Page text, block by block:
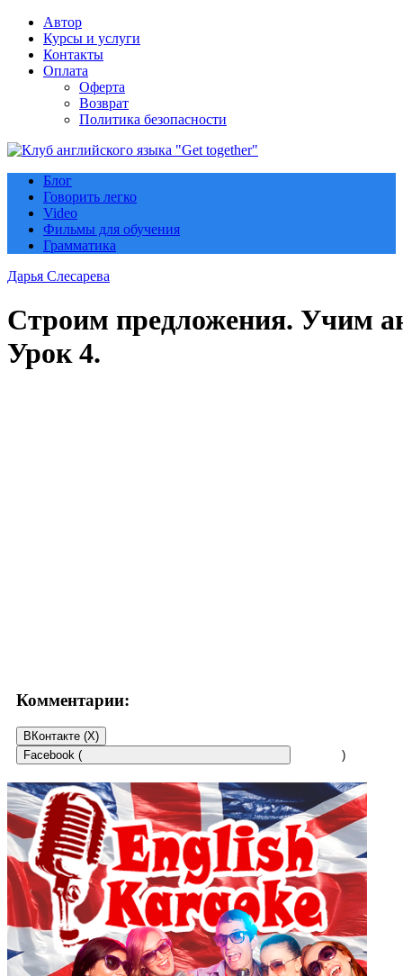
Автор
Курсы и услуги
Контакты
Оплата
Оферта
Возврат
Политика безопасности
Блог
Говорить легко
Video
Фильмы для обучения
Грамматика
Дарья Слесарева
Строим предложения. Учим
Урок 4.
Комментарии:
ВКонтакте (X)
Facebook (
)